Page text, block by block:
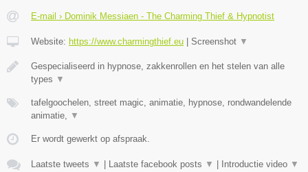
E-mail › Dominik Messiaen - The Charming Thief & Hypnotist
Website: https://www.charmingthief.eu Screenshot ▼
Gespecialiseerd in hypnose, zakkenrollen en het stelen van alle
types ▼
tafelgoochelen, street magic, animatie, hypnose, rondwandelende
animatie,
▼
Er wordt gewerkt op afspraak.
Laatste tweets ▼ Laatste facebook posts ▼ Introductie video ▼